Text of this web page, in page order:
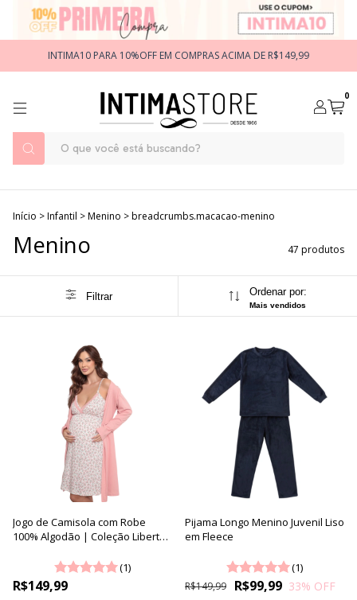
INTIMA10 PARA 10%OFF EM COMPRAS ACIMA DE R$149,99
0
Início >Infantil >Menino >breadcrumbs.macacao-menino
Menino 47 produtos
Filtrar Ordenar por:
Mais vendidos
Jogo de Camisola com Robe
100% Algodão | Coleção Liberty -
(1)
R$149,99
Pijama Longo Menino Juvenil Liso
em Fleece
(1)
R$99,99
R$149,99 33% OFF